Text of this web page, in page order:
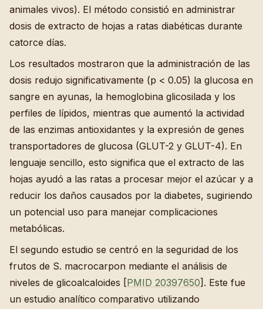
animales vivos). El método consistió en administrar
dosis de extracto de hojas a ratas diabéticas durante
catorce días.
Los resultados mostraron que la administración de las
dosis redujo significativamente (p < 0.05) la glucosa en
sangre en ayunas, la hemoglobina glicosilada y los
perfiles de lípidos, mientras que aumentó la actividad
de las enzimas antioxidantes y la expresión de genes
transportadores de glucosa (GLUT-2 y GLUT-4). En
lenguaje sencillo, esto significa que el extracto de las
hojas ayudó a las ratas a procesar mejor el azúcar y a
reducir los daños causados por la diabetes, sugiriendo
un potencial uso para manejar complicaciones
metabólicas.
El segundo estudio se centró en la seguridad de los
frutos de S. macrocarpon mediante el análisis de
niveles de glicoalcaloides [PMID 20397650]. Este fue
un estudio analítico comparativo utilizando